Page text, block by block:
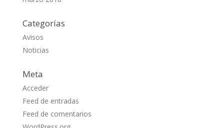
Categorías
Avisos
Noticias
Meta
Acceder
Feed de entradas
Feed de comentarios